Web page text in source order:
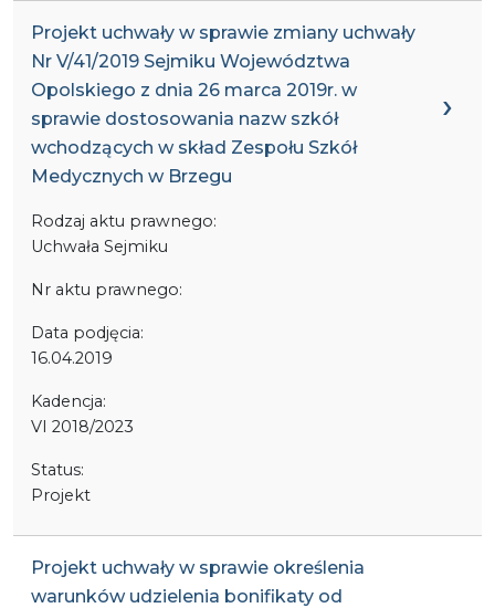
Projekt uchwały w sprawie zmiany uchwały
Nr V/41/2019 Sejmiku Województwa
Opolskiego z dnia 26 marca 2019r. w
sprawie dostosowania nazw szkół
wchodzących w skład Zespołu Szkół
Medycznych w Brzegu
Rodzaj aktu prawnego:
Uchwała Sejmiku
Nr aktu prawnego:
Data podjęcia:
16.04.2019
Kadencja:
VI 2018/2023
Status:
Projekt
Projekt uchwały w sprawie określenia
warunków udzielenia bonifikaty od